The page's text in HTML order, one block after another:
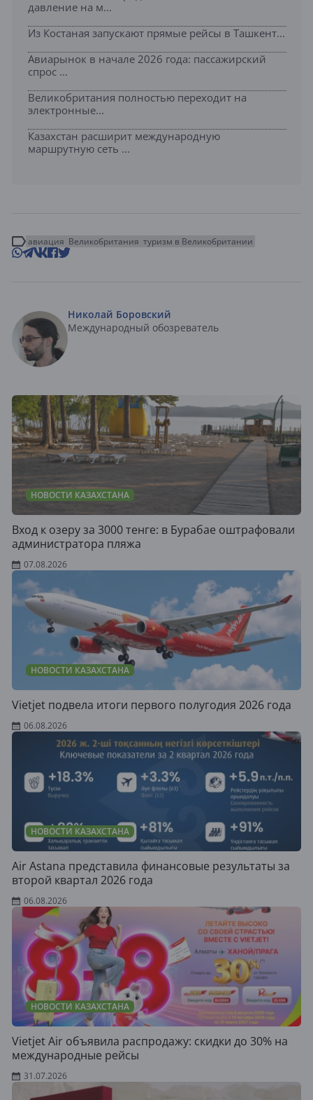
давление на м...
Из Костаная запускают прямые рейсы в Ташкент...
Авиарынок в начале 2026 года: пассажирский
спрос ...
Великобритания полностью переходит на
электронные...
Казахстан расширит международную
маршрутную сеть ...
авиация Великобритания туризм в Великобритании
Николай Боровский
Международный обозреватель
НОВОСТИ КАЗАХСТАНА
Вход к озеру за 3000 тенге: в Бурабае оштрафовали
администратора пляжа
07.08.2026
НОВОСТИ КАЗАХСТАНА
Vietjet подвела итоги первого полугодия 2026 года
06.08.2026
НОВОСТИ КАЗАХСТАНА
Air Astana представила финансовые результаты за
второй квартал 2026 года
06.08.2026
НОВОСТИ КАЗАХСТАНА
Vietjet Air объявила распродажу: скидки до 30% на
международные рейсы
31.07.2026